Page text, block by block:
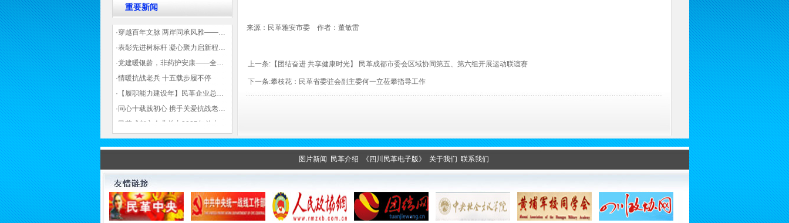
重要新闻
·穿越百年文脉 两岸同承风雅——民革四川省委会“中山天府大讲堂”第三讲在蓉举办
·表彰先进树标杆 凝心聚力启新程——民革企业总支部参加2025年度先进表彰大会有感
·党建暖银龄，非药护安康——全球健康公益大讲堂温情纪实
·情暖抗战老兵 十五载步履不停
·【履职能力建设年】民革企业总支部联合多地民革基层组织发起“夏日送清凉”活动 致敬“乡镇美容师”
·同心十载践初心 携手关爱抗战老兵——民革企业总支部 十年帮扶抗战老兵工作纪实
·观展归来|丹青绘初心 共赴新征程——企业总支党员沉浸式感受书画展的精神力量
来源：民革雅安市委 作者：董敏雷
上一条:【团结奋进 共享健康时光】 民革成都市委会区域协同第五、第六组开展运动联谊赛
下一条:攀枝花：民革省委驻会副主委何一立莅攀指导工作
图片新闻 民革介绍 《四川民革电子版》 关于我们 联系我们